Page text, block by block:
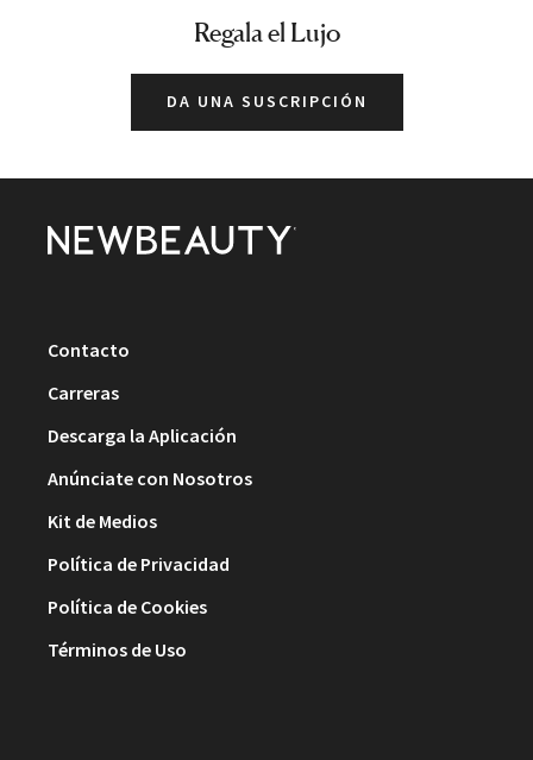
Regala el Lujo
DA UNA SUSCRIPCIÓN
Contacto
Carreras
Descarga la Aplicación
Anúnciate con Nosotros
Kit de Medios
Política de Privacidad
Política de Cookies
Términos de Uso